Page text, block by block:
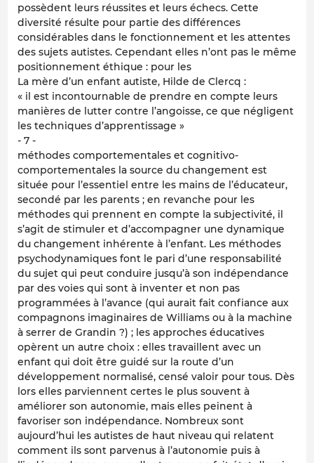
possèdent leurs réussites et leurs échecs. Cette
diversité résulte pour partie des différences
considérables dans le fonctionnement et les attentes
des sujets autistes. Cependant elles n’ont pas le même
positionnement éthique : pour les
La mère d’un enfant autiste, Hilde de Clercq :
« il est incontournable de prendre en compte leurs
manières de lutter contre l’angoisse, ce que négligent
les techniques d’apprentissage »
- 7 -
méthodes comportementales et cognitivo-
comportementales la source du changement est
située pour l’essentiel entre les mains de l’éducateur,
secondé par les parents ; en revanche pour les
méthodes qui prennent en compte la subjectivité, il
s’agit de stimuler et d’accompagner une dynamique
du changement inhérente à l’enfant. Les méthodes
psychodynamiques font le pari d’une responsabilité
du sujet qui peut conduire jusqu’à son indépendance
par des voies qui sont à inventer et non pas
programmées à l’avance (qui aurait fait confiance aux
compagnons imaginaires de Williams ou à la machine
à serrer de Grandin ?) ; les approches éducatives
opèrent un autre choix : elles travaillent avec un
enfant qui doit être guidé sur la route d’un
développement normalisé, censé valoir pour tous. Dès
lors elles parviennent certes le plus souvent à
améliorer son autonomie, mais elles peinent à
favoriser son indépendance. Nombreux sont
aujourd’hui les autistes de haut niveau qui relatent
comment ils sont parvenus à l’autonomie puis à